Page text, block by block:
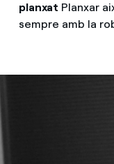
planxat Planxar
sempre amb la